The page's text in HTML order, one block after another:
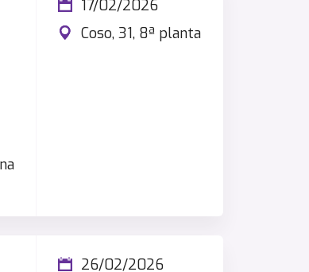
17/02/2026
Coso, 31, 8ª planta
26/02/2026